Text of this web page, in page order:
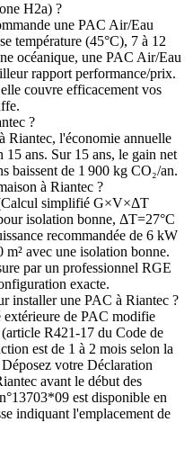
H2a) ?
une PAC Air/Eau
température (45°C), 7 à 12
océanique, une PAC Air/Eau
rapport performance/prix.
couvre efficacement vos
?
Riantec, l'économie annuelle
15 ans. Sur 15 ans, le gain net
baissent de 1 900 kg CO₂/an.
à Riantec ?
simplifié G×V×ΔT
isolation bonne, ΔT=27°C
recommandée de 6 kW
avec une isolation bonne.
par un professionnel RGE
exacte.
installer une PAC à Riantec ?
de PAC modifie
R421-17 du Code de
est de 1 à 2 mois selon la
votre Déclaration
avant le début des
est disponible en
indiquant l'emplacement de